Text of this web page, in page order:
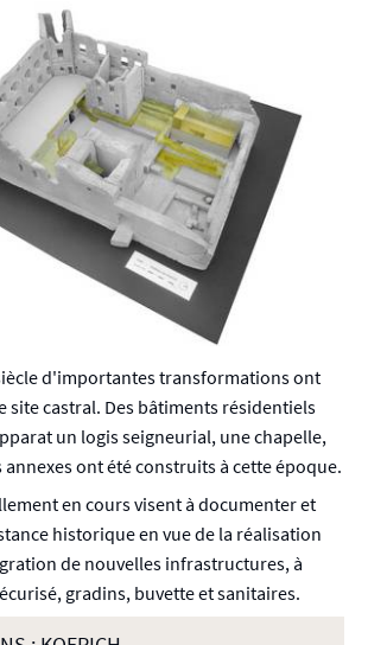
d'importantes transformations ont
site castral. Des bâtiments résidentiels
un logis seigneurial, une chapelle,
annexes ont été construits à cette époque.
en cours visent à documenter et
historique en vue de la réalisation
de nouvelles infrastructures, à
gradins, buvette et sanitaires.